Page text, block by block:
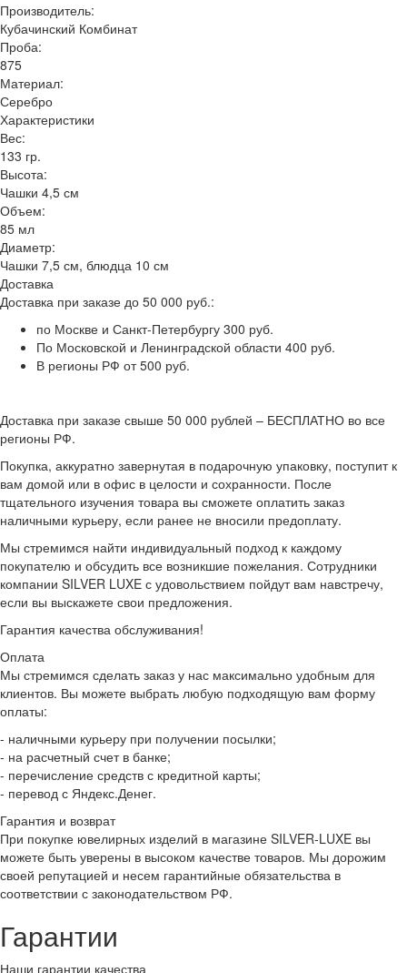
Производитель:
Кубачинский Комбинат
Проба:
875
Материал:
Серебро
Характеристики
Вес:
133 гр.
Высота:
Чашки 4,5 см
Объем:
85 мл
Диаметр:
Чашки 7,5 см, блюдца 10 см
Доставка
Доставка при заказе до 50 000 руб.:
по Москве и Санкт-Петербургу 300 руб.
По Московской и Ленинградской области 400 руб.
В регионы РФ от 500 руб.
Доставка при заказе свыше 50 000 рублей – БЕСПЛАТНО во все
регионы РФ.
Покупка, аккуратно завернутая в подарочную упаковку, поступит к
вам домой или в офис в целости и сохранности. После
тщательного изучения товара вы сможете оплатить заказ
наличными курьеру, если ранее не вносили предоплату.
Мы стремимся найти индивидуальный подход к каждому
покупателю и обсудить все возникшие пожелания. Сотрудники
компании SILVER LUXE с удовольствием пойдут вам навстречу,
если вы выскажете свои предложения.
Гарантия качества обслуживания!
Оплата
Мы стремимся сделать заказ у нас максимально удобным для
клиентов. Вы можете выбрать любую подходящую вам форму
оплаты:
- наличными курьеру при получении посылки;
- на расчетный счет в банке;
- перечисление средств с кредитной карты;
- перевод с Яндекс.Денег.
Гарантия и возврат
При покупке ювелирных изделий в магазине SILVER-LUXE вы
можете быть уверены в высоком качестве товаров. Мы дорожим
своей репутацией и несем гарантийные обязательства в
соответствии с законодательством РФ.
Гарантии
Наши гарантии качества